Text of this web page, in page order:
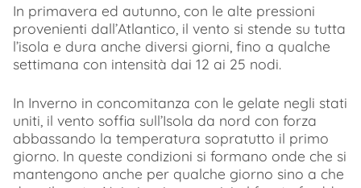
In primavera ed autunno, con le alte pressioni
provenienti dall’Atlantico, il vento si stende su tutta
l’isola e dura anche diversi giorni, fino a qualche
settimana con intensità dai 12 ai 25 nodi.
In Inverno in concomitanza con le gelate negli stati
uniti, il vento soffia sull’Isola da nord con forza
abbassando la temperatura sopratutto il primo
giorno. In queste condizioni si formano onde che si
mantengono anche per qualche giorno sino a che